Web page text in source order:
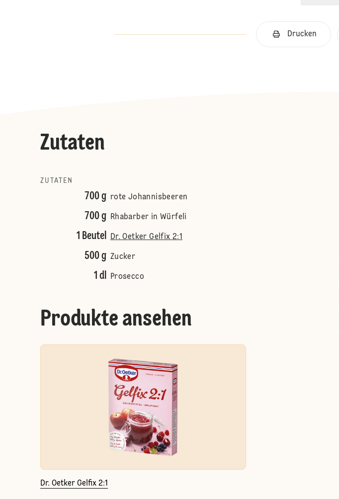
Drucken
Zutaten
ZUTATEN
700 g rote Johannisbeeren
700 g Rhabarber in Würfeli
1 Beutel Dr. Oetker Gelfix 2:1
500 g Zucker
1 dl Prosecco
Produkte ansehen
Dr. Oetker Gelfix 2:1